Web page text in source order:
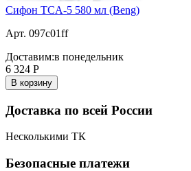
Сифон TCA-5 580 мл (Beng)
Арт. 097c01ff
Доставим:в понедельник
6 324 Р
В корзину
Доставка по всей России
Несколькими ТК
Безопасные платежи